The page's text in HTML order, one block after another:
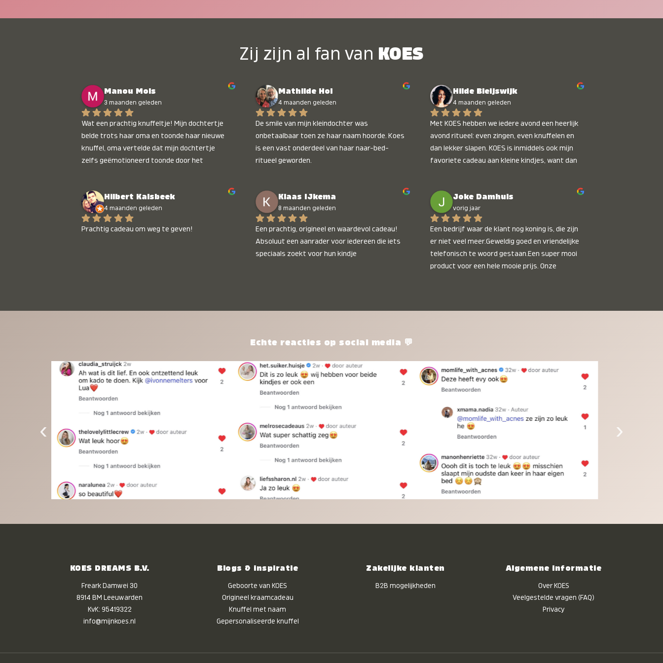
Zij zijn al fan van KOES
Manou Mols
3 maanden geleden
Wat een prachtig knuffeltje! Mijn dochtertje
belde trots haar oma en toonde haar nieuwe
knuffel, oma vertelde dat mijn dochtertje
zelfs geëmotioneerd toonde door het
Mathilde Hol
4 maanden geleden
De smile van mijn kleindochter was
onbetaalbaar toen ze haar naam hoorde. Koes
is een vast onderdeel van haar naar-bed-
ritueel geworden.
Hilde Bleijswijk
4 maanden geleden
Met KOES hebben we iedere avond een heerlijk
avond ritueel: even zingen, even knuffelen en
dan lekker slapen. KOES is inmiddels ook mijn
favoriete cadeau aan kleine kindjes, want dan
onbetaalbaar :)
Hilbert Kalsbeek
4 maanden geleden
Prachtig cadeau om weg te geven!
Klaas IJkema
8 maanden geleden
Een prachtig, origineel en waardevol cadeau!
Absoluut een aanrader voor iedereen die iets
speciaals zoekt voor hun kindje
Joke Damhuis
vorig jaar
Een bedrijf waar de klant nog koning is, die zijn
er niet veel meer.Geweldig goed en vriendelijke
telefonisch te woord gestaan.Een super mooi
product voor een hele mooie prijs. Onze
Echte reacties op social media 💬
‹ ›
KOES DREAMS B.V.
Freark Damwei 30
8914 BM Leeuwarden
KvK: 95419322
info@mijnkoes.nl
Blogs & inspiratie
Geboorte van KOES
Origineel kraamcadeau
Knuffel met naam
Gepersonaliseerde knuffel
Zakelijke klanten
B2B mogelijkheden
Algemene informatie
Over KOES
Veelgestelde vragen (FAQ)
Privacy